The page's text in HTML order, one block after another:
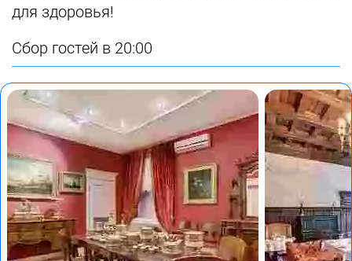
для здоровья!
Сбор гостей в 20:00